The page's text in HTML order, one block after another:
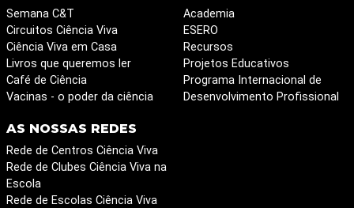
Semana C&T
Circuitos Ciência Viva
Ciência Viva em Casa
Livros que queremos ler
Café de Ciência
Vacinas - o poder da ciência
Academia
ESERO
Recursos
Projetos Educativos
Programa Internacional de
Desenvolvimento Profissional
AS NOSSAS REDES
Rede de Centros Ciência Viva
Rede de Clubes Ciência Viva na
Escola
Rede de Escolas Ciência Viva